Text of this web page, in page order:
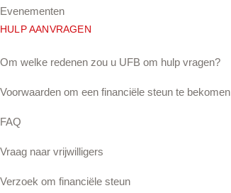
Evenementen
HULP AANVRAGEN
Om welke redenen zou u UFB om hulp vragen?
Voorwaarden om een financiële steun te bekomen
FAQ
Vraag naar vrijwilligers
Verzoek om financiële steun